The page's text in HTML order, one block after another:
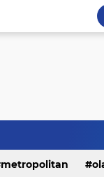
metropolitan